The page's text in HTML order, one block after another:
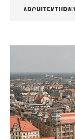
ARCHITEKTURA